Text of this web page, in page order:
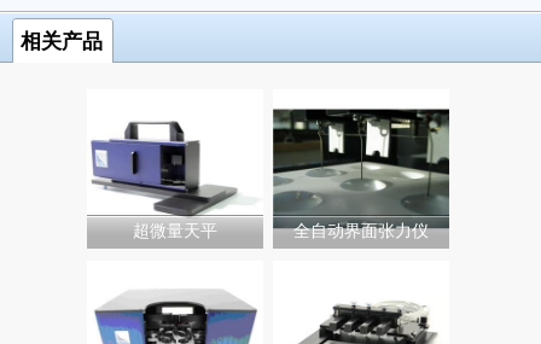
相关产品
超微量天平 全自动界面张力仪